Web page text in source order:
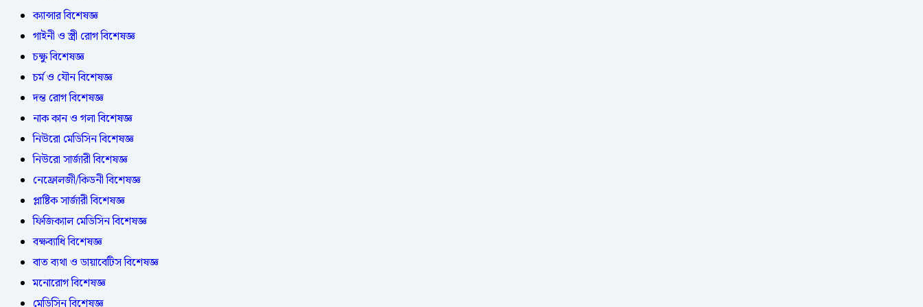
ক্যান্সার বিশেষজ্ঞ
গাইনী ও স্ত্রী রোগ বিশেষজ্ঞ
চক্ষু বিশেষজ্ঞ
চর্ম ও যৌন বিশেষজ্ঞ
দন্ত রোগ বিশেষজ্ঞ
নাক কান ও গলা বিশেষজ্ঞ
নিউরো মেডিসিন বিশেষজ্ঞ
নিউরো সার্জারী বিশেষজ্ঞ
নেফ্রোলজী/কিডনী বিশেষজ্ঞ
প্লাষ্টিক সার্জারী বিশেষজ্ঞ
ফিজিক্যাল মেডিসিন বিশেষজ্ঞ
বক্ষব্যাধি বিশেষজ্ঞ
বাত ব্যথা ও ডায়াবেটিস বিশেষজ্ঞ
মনোরোগ বিশেষজ্ঞ